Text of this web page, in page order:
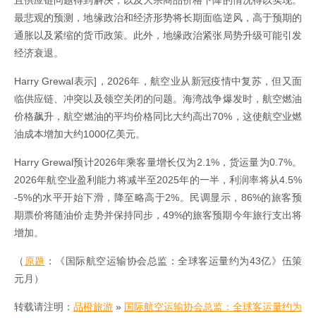
最悲观的预测，地缘政治和经济形势将长期面临逆风，高于预期的
通胀以及紧缩的货币政策。此外，地缘政治紧张局势升级可能引发
经济衰退。
Harry Grewal表示]，2026年，航空业从新冠疫情中复苏，但又面
临供应链、冲突以及领空关闭的问题。海湾战争爆发时，航空燃油
价格飙升，航空燃油的平均价格同比大约高出70%，这使航空业燃
油成本增加大约1000亿美元。
Harry Grewal预计2026年乘客量增长仅为2.1%，货运量为0.7%。
2026年航空业盈利能力将减半至2025年的一半，利润率将从4.5%
-5%的水平开始下滑，降至略高于2%。民调显示，86%的旅客预
期票价将随油价走势并保持同步，49%的旅客预期今年旅行支出将
增加。
（ 原题 ：《国际航空运输协会总监：全球客运量约为43亿》伍策
元月）
转载请注明： 品橙旅游 » 国际航空运输协会总监：全球客运量约为